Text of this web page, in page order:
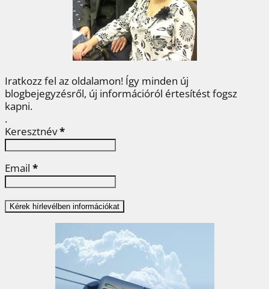
o
k
r
e
s
t
I
n
e
g
Iratkozz fel az oldalamon! Így minden új
blogbejegyzésről, új információról értesítést fogsz
kapni.
.
Keresztnév*
Email *